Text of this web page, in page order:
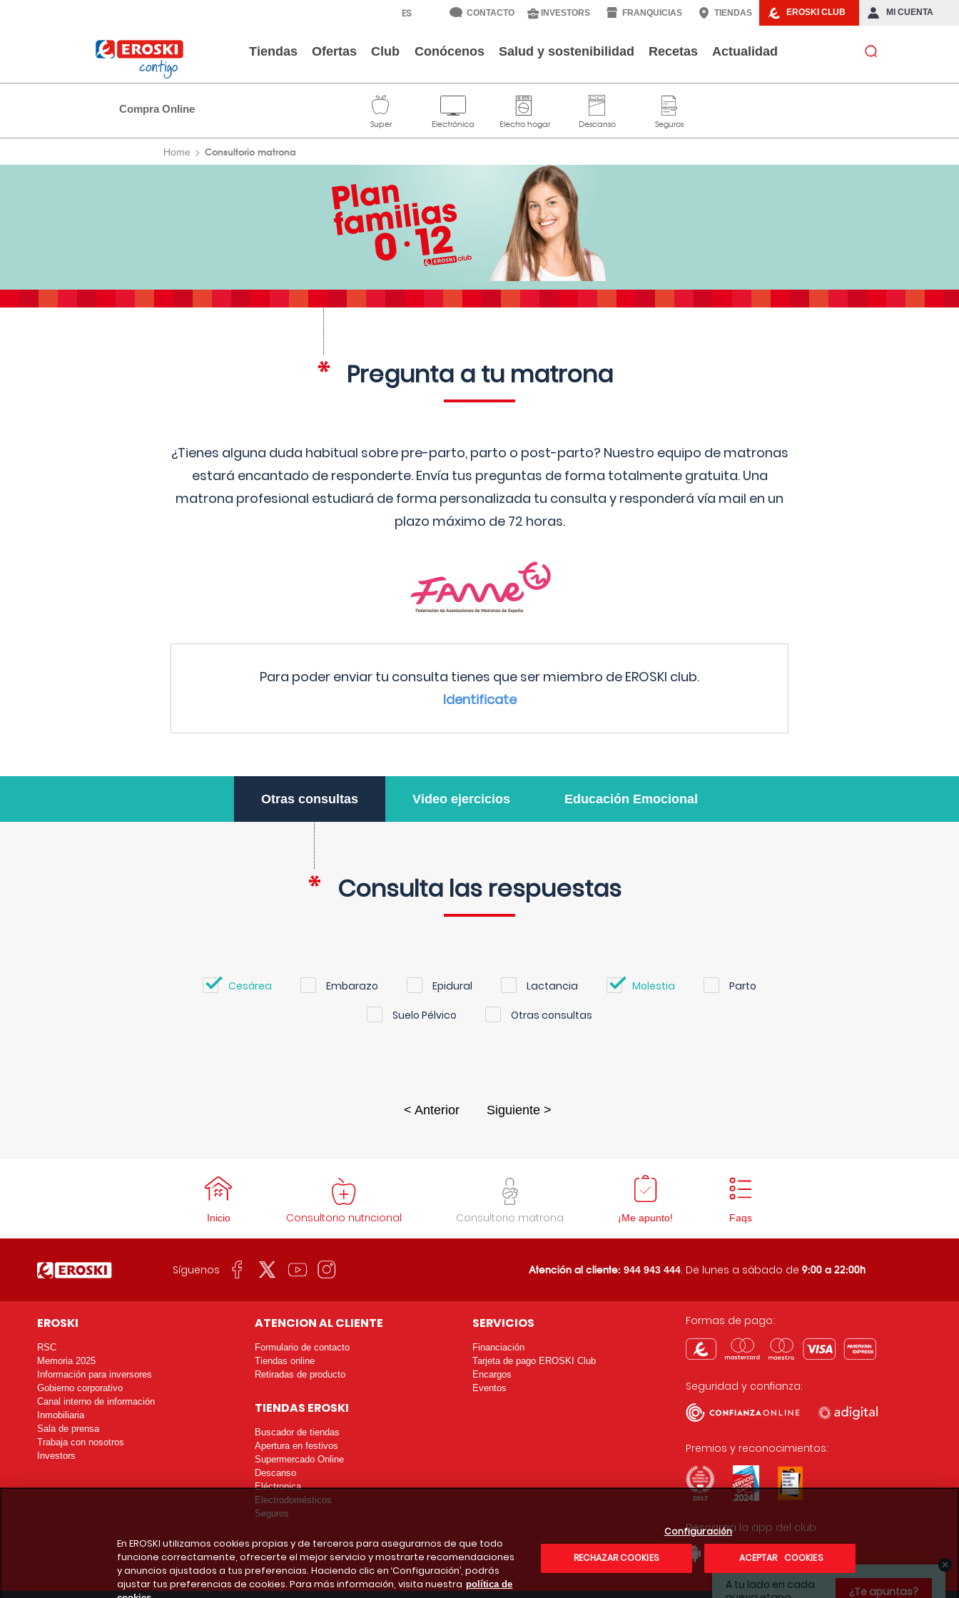
EROSKI CLUB MI CUENTA
CONTACTO INVESTORS FRANQUICIAS TIENDAS
Tiendas Ofertas Club Conócenos Salud y sostenibilidad Recetas Actualidad
Compra Online
Home Consultorio matrona
Pregunta a tu matrona
¿Tienes alguna duda habitual sobre pre-parto, parto o post-parto? Nuestro equipo de matronas
estará encantado de responderte. Envía tus preguntas de forma totalmente gratuita. Una
matrona profesional estudiará de forma personalizada tu consulta y responderá vía mail en un
plazo máximo de 72 horas.
Para poder enviar tu consulta tienes que ser miembro de EROSKI club.
Identificate
Otras consultas Video ejercicios Educación Emocional
Consulta las respuestas
Cesárea Embarazo Epidural Lactancia Molestia Parto
Suelo Pélvico Otras consultas
< Anterior Siguiente >
A tu lado en cada
¿Te apuntas?
Inicio Consultorio nutricional Consultorio matrona ¡Me apunto! Faqs
Síguenos Atención al cliente: 944 943 444. De lunes a sábado de 9:00 a 22:00h
EROSKI
RSC
Memoria 2025
Información para inversores
Gobierno corporativo
Canal interno de información
Inmobiliaria
Sala de prensa
Trabaja con nosotros
Investors
ATENCION AL CLIENTE
Formulario de contacto
Tiendas online
Retiradas de producto
TIENDAS EROSKI
Buscador de tiendas
Apertura en festivos
Supermercado Online
Descanso
Eléctronica
Electrodomésticos
Seguros
SERVICIOS
Financiación
Tarjeta de pago EROSKI Club
Encargos
Eventos
Formas de pago:
Seguridad y confianza:
Premios y reconocimientos:
Descarga la app del club
En EROSKI utilizamos cookies propias y de terceros para asegurarnos de que todo
funcione correctamente, ofrecerte el mejor servicio y mostrarte recomendaciones
y anuncios ajustados a tus preferencias. Haciendo clic en ‘Configuración’, podrás
ajustar tus preferencias de cookies. Para más información, visita nuestra política de
Configuración
RECHAZAR COOKIES ACEPTAR COOKIES